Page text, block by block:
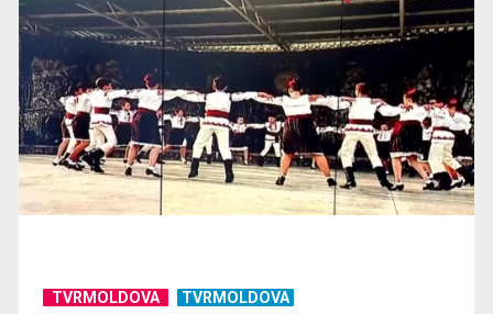
TVRMOLDOVA TVRMOLDOVA